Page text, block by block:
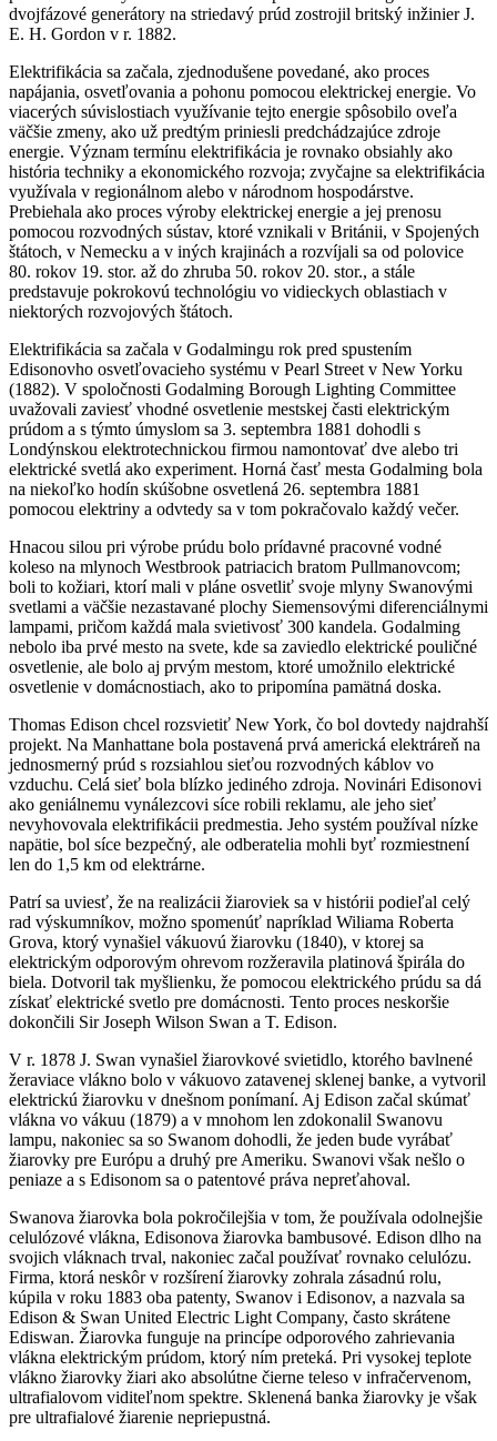
dvojfázové generátory na striedavý prúd zostrojil britský inžinier J.
E. H. Gordon v r. 1882.
Elektrifikácia sa začala, zjednodušene povedané, ako proces
napájania, osvetľovania a pohonu pomocou elektrickej energie. Vo
viacerých súvislostiach využívanie tejto energie spôsobilo oveľa
väčšie zmeny, ako už predtým priniesli predchádzajúce zdroje
energie. Význam termínu elektrifikácia je rovnako obsiahly ako
história techniky a ekonomického rozvoja; zvyčajne sa elektrifikácia
využívala v regionálnom alebo v národnom hospodárstve.
Prebiehala ako proces výroby elektrickej energie a jej prenosu
pomocou rozvodných sústav, ktoré vznikali v Británii, v Spojených
štátoch, v Nemecku a v iných krajinách a rozvíjali sa od polovice
80. rokov 19. stor. až do zhruba 50. rokov 20. stor., a stále
predstavuje pokrokovú technológiu vo vidieckych oblastiach v
niektorých rozvojových štátoch.
Elektrifikácia sa začala v Godalmingu rok pred spustením
Edisonovho osvetľovacieho systému v Pearl Street v New Yorku
(1882). V spoločnosti Godalming Borough Lighting Committee
uvažovali zaviesť vhodné osvetlenie mestskej časti elektrickým
prúdom a s týmto úmyslom sa 3. septembra 1881 dohodli s
Londýnskou elektrotechnickou firmou namontovať dve alebo tri
elektrické svetlá ako experiment. Horná časť mesta Godalming bola
na niekoľko hodín skúšobne osvetlená 26. septembra 1881
pomocou elektriny a odvtedy sa v tom pokračovalo každý večer.
Hnacou silou pri výrobe prúdu bolo prídavné pracovné vodné
koleso na mlynoch Westbrook patriacich bratom Pullmanovcom;
boli to kožiari, ktorí mali v pláne osvetliť svoje mlyny Swanovými
svetlami a väčšie nezastavané plochy Siemensovými diferenciálnymi
lampami, pričom každá mala svietivosť 300 kandela. Godalming
nebolo iba prvé mesto na svete, kde sa zaviedlo elektrické pouličné
osvetlenie, ale bolo aj prvým mestom, ktoré umožnilo elektrické
osvetlenie v domácnostiach, ako to pripomína pamätná doska.
Thomas Edison chcel rozsvietiť New York, čo bol dovtedy najdrahší
projekt. Na Manhattane bola postavená prvá americká elektráreň na
jednosmerný prúd s rozsiahlou sieťou rozvodných káblov vo
vzduchu. Celá sieť bola blízko jediného zdroja. Novinári Edisonovi
ako geniálnemu vynálezcovi síce robili reklamu, ale jeho sieť
nevyhovovala elektrifikácii predmestia. Jeho systém používal nízke
napätie, bol síce bezpečný, ale odberatelia mohli byť rozmiestnení
len do 1,5 km od elektrárne.
Patrí sa uviesť, že na realizácii žiaroviek sa v histórii podieľal celý
rad výskumníkov, možno spomenúť napríklad Wiliama Roberta
Grova, ktorý vynašiel vákuovú žiarovku (1840), v ktorej sa
elektrickým odporovým ohrevom rozžeravila platinová špirála do
biela. Dotvoril tak myšlienku, že pomocou elektrického prúdu sa dá
získať elektrické svetlo pre domácnosti. Tento proces neskoršie
dokončili Sir Joseph Wilson Swan a T. Edison.
V r. 1878 J. Swan vynašiel žiarovkové svietidlo, ktorého bavlnené
žeraviace vlákno bolo v vákuovo zatavenej sklenej banke, a vytvoril
elektrickú žiarovku v dnešnom ponímaní. Aj Edison začal skúmať
vlákna vo vákuu (1879) a v mnohom len zdokonalil Swanovu
lampu, nakoniec sa so Swanom dohodli, že jeden bude vyrábať
žiarovky pre Európu a druhý pre Ameriku. Swanovi však nešlo o
peniaze a s Edisonom sa o patentové práva nepreťahoval.
Swanova žiarovka bola pokročilejšia v tom, že používala odolnejšie
celulózové vlákna, Edisonova žiarovka bambusové. Edison dlho na
svojich vláknach trval, nakoniec začal používať rovnako celulózu.
Firma, ktorá neskôr v rozšírení žiarovky zohrala zásadnú rolu,
kúpila v roku 1883 oba patenty, Swanov i Edisonov, a nazvala sa
Edison & Swan United Electric Light Company, často skrátene
Ediswan. Žiarovka funguje na princípe odporového zahrievania
vlákna elektrickým prúdom, ktorý ním preteká. Pri vysokej teplote
vlákno žiarovky žiari ako absolútne čierne teleso v infračervenom,
ultrafialovom viditeľnom spektre. Sklenená banka žiarovky je však
pre ultrafialové žiarenie nepriepustná.